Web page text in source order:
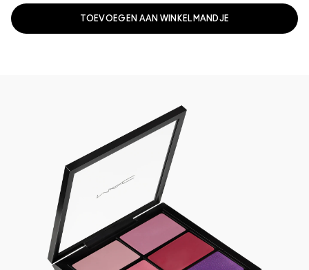
TOEVOEGEN AAN WINKELMANDJE